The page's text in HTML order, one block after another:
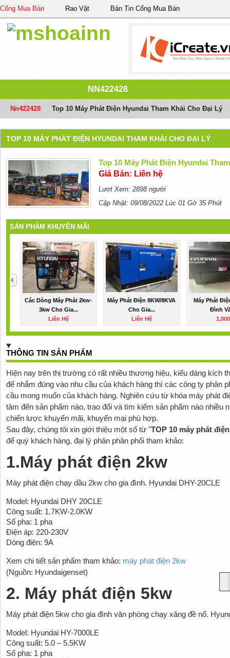
Cổng Mua Bán Rao Vặt Bản Tin Cổng Mua Bán
NN422428
Nn422428 Top 10 Máy Phát Điện Hyundai Tham Khải Cho Đại Lý
TOP 10 MÁY PHÁT ĐIỆN HYUNDAI THAM KHẢI CHO ĐẠI LÝ
Top 10 Máy Phát Điện Hyundai
Giá Bán: Liên hệ
Lượt Xem: 2898 người
Cập Nhật: 09/08/2022 Lúc 01 Gờ 35 Phút
SẢN PHẨM KHUYẾN MÃI
Các Dòng Máy Phát 2kw-
3kw Cho Gia...
Liên Hệ
Máy Phát Điện 8KW/8KVA
Cho Gia...
Liên Hệ
Máy Phát
Đình
THÔNG TIN SẢN PHẨM
Hiện nay trên thị trường có rất nhiều thương hiệu, kiểu dáng kích
để nhắm đúng vào nhu cầu của khách hàng thì các công ty phân
cầu mong muốn của khách hàng. Nghiên cứu từ khóa máy phát
tâm đến sản phẩm nào, trao đổi và tìm kiếm sản phẩm nào nhiều
chiến lược khuyến mãi, khuyến mại phù hợp.
Sau đây, chúng tôi xin giới thiệu một số từ "TOP 10 máy phát
để quý khách hàng, đại lý phân phân phối tham khảo:
1.Máy phát điện 2kw
Máy phát điện chạy dầu 2kw cho gia đình. Hyundai DHY-20CLE
Model: Hyundai DHY 20CLE
Công suất: 1.7KW-2.0KW
Số pha: 1 pha
Điện áp: 220-230V
Dòng điện: 9A
Xem chi tiết sản phẩm tham khảo: máy phát điện 2kw
(Nguồn: Hyundaigenset)
2. Máy phát điện 5kw
Máy phát điện 5kw cho gia đình văn phòng chạy xăng đề nổ.
Model: Hyundai HY-7000LE
Công suất: 5.0 – 5.5KW
Số pha: 1 pha